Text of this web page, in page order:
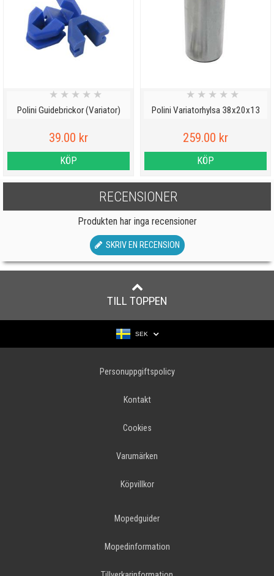
Polini Guidebrickor (Variator)
★ ★ ★ ★ ★
39.00 kr
KÖP
Polini Variatorhylsa 38x20x13
★ ★ ★ ★ ★
259.00 kr
KÖP
RECENSIONER
Produkten har inga recensioner
SKRIV EN RECENSION
TILL TOPPEN
SEK
Personuppgiftspolicy
Kontakt
Cookies
Varumärken
Köpvillkor
Mopedguider
Mopedinformation